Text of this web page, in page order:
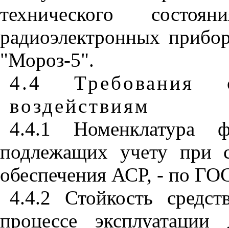
технического
радиоэлектронных
"Мороз-5".
4.4 Требования
воздействиям
4.4.1 Номенклатура
подлежащих учету при
обеспечения АСР, - по
4.4.2 Стойкость
процессе